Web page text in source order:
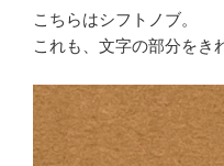
こちらはシフトノブ。
これも、文字の部分をき